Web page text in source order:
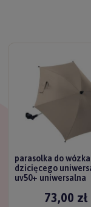
parasolka do wózka
dzicięcego
uv50+ uniwersalna
73,00 zł